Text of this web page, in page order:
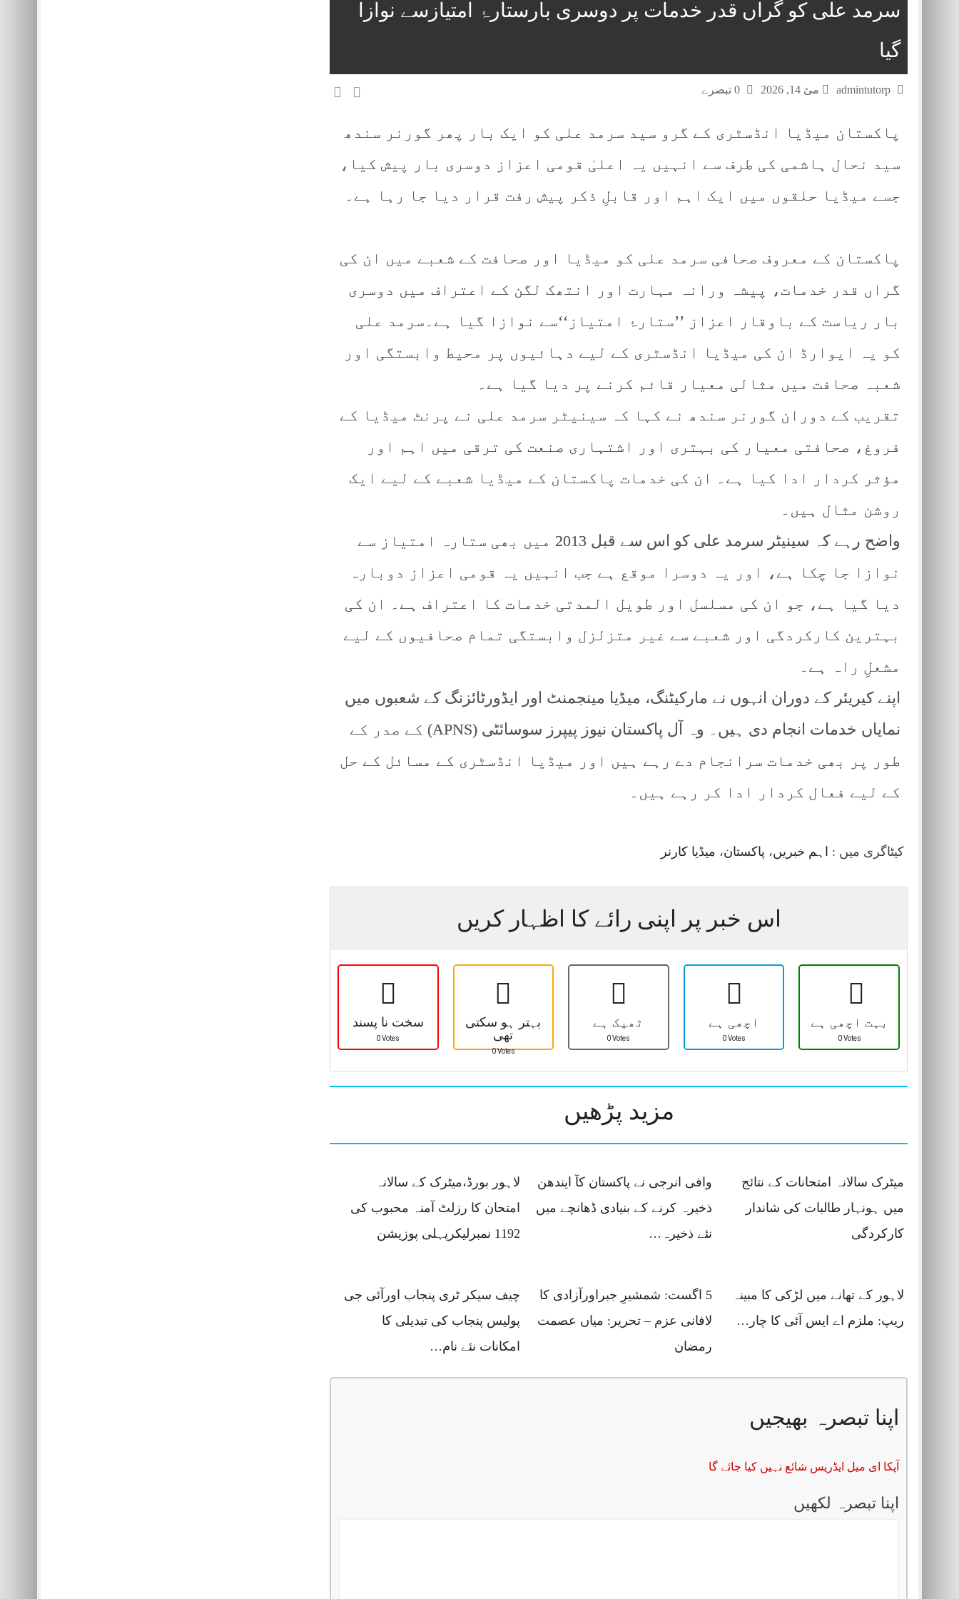
سرمد علی کو گراں قدر خدمات پر دوسری بارستارۂ امتیازسے نوازا
گیا
admintutorp مئ 14, 2026
پاکستان میڈیا انڈسٹری کے گرو سید سرمد علی کو ایک بار پھر گورنر سندھ
سید نحال ہاشمی کی طرف سے انہیں یہ اعلیٰ قومی اعزاز دوسری بار پیش کیا،
جسے میڈیا حلقوں میں ایک اہم اور قابلِ ذکر پیش رفت قرار دیا جا رہا ہے۔
پاکستان کے معروف صحافی سرمد علی کو میڈیا اور صحافت کے شعبے میں ان کی
گراں قدر خدمات، پیشہ ورانہ مہارت اور انتھک لگن کے اعتراف میں دوسری
بار ریاست کے باوقار اعزاز ’’ستارۂ امتیاز‘‘سے نوازا گیا ہے۔سرمد علی
کو یہ ایوارڈ ان کی میڈیا انڈسٹری کے لیے دہائیوں پر محیط وابستگی اور
شعبہ صحافت میں مثالی معیار قائم کرنے پر دیا گیا ہے۔
تقریب کے دوران گورنر سندھ نے کہا کہ سینیٹر سرمد علی نے پرنٹ میڈیا کے
فروغ، صحافتی معیار کی بہتری اور اشتہاری صنعت کی ترقی میں اہم اور
مؤثر کردار ادا کیا ہے۔ ان کی خدمات پاکستان کے میڈیا شعبے کے لیے ایک
روشن مثال ہیں۔
واضح رہے کہ سینیٹر سرمد علی کو اس سے قبل 2013 میں بھی ستارہ امتیاز سے
نوازا جا چکا ہے، اور یہ دوسرا موقع ہے جب انہیں یہ قومی اعزاز دوبارہ
دیا گیا ہے، جو ان کی مسلسل اور طویل المدتی خدمات کا اعتراف ہے۔ ان کی
بہترین کارکردگی اور شعبے سے غیر متزلزل وابستگی تمام صحافیوں کے لیے
مشعلِ راہ ہے۔
اپنے کیریئر کے دوران انہوں نے مارکیٹنگ، میڈیا مینجمنٹ اور ایڈورٹائزنگ کے شعبوں میں
نمایاں خدمات انجام دی ہیں۔ وہ آل پاکستان نیوز پیپرز سوسائٹی (APNS) کے صدر کے
طور پر بھی خدمات سرانجام دے رہے ہیں اور میڈیا انڈسٹری کے مسائل کے حل
کے لیے فعال کردار ادا کر رہے ہیں۔
کیٹاگری میں : اہم خبریں، پاکستان، میڈیا کارنر
اس خبر پر اپنی رائے کا اظہار کریں
سخت نا پسند
0 Votes
بہتر ہو سکتی
تھی
0 Votes
ٹھیک ہے
0 Votes
اچھی ہے
0 Votes
بہت اچھی ہے
0 Votes
مزید پڑھیں
میٹرک سالانہ امتحانات کے نتائج
میں ہونہار طالبات کی شاندار
کارکردگی
وافی انرجی نے پاکستان کآ ایندھن
ذخیرہ کرنے کے بنیادی ڈھانچے میں
نئے ذخیرہ…
لاہور بورڈ،میٹرک کے سالانہ
امتحان کا رزلٹ آمنہ محبوب کی
1192 نمبرلیکرپہلی پوزیشن
لاہور کے تھانے میں لڑکی کا مبینہ
ریپ: ملزم اے ایس آئی کا چار…
5 اگست: شمشیرِ جبراورآزادی کا
لافانی عزم – ​تحریر: میاں عصمت
رمضان
چیف سیکر ٹری پنجاب اورآئی جی
پولیس پنجاب کی تبدیلی کا
امکانات نئے نام…
اپنا تبصرہ بھیجیں
آپکا ای میل ایڈریس شائع نہیں کیا جائے گا
اپنا تبصرہ لکھیں